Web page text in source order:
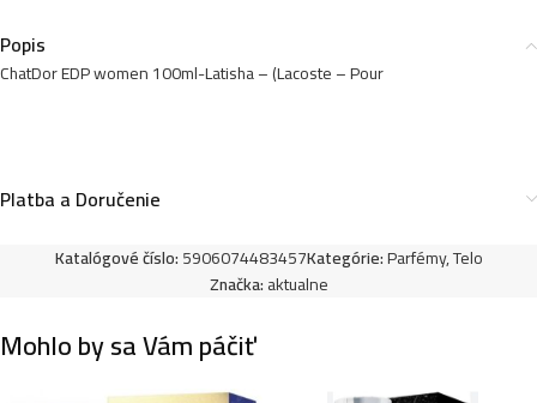
Popis
ChatDor EDP women 100ml-Latisha – (Lacoste – Pour
Platba a Doručenie
Katalógové číslo:5906074483457Kategórie:Parfémy,Telo
Značka:aktualne
Mohlo by sa Vám páčiť